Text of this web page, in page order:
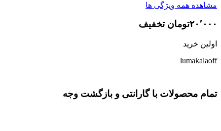
مشاهده همه ویژگی ها
۲۰٬۰۰۰تومان تخفیف
اولین خرید
lumakalaoff
تمام محصولات با گارانتی و بازگشت وجه